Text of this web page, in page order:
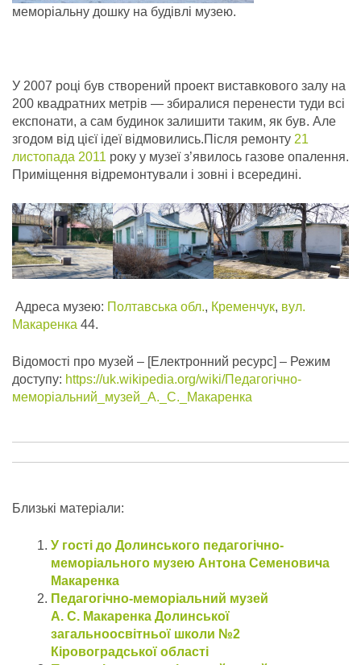
меморіальну дошку на будівлі музею.
У 2007 році був створений проект виставкового залу на
200 квадратних метрів — збиралися перенести туди всі
експонати, а сам будинок залишити таким, як був. Але
згодом від цієї ідеї відмовились.Після ремонту 21
листопада 2011 року у музеї з’явилось газове опалення.
Приміщення відремонтували і зовні і всередині.
Адреса музею: Полтавська обл., Кременчук, вул.
Макаренка 44.
Відомості про музей – [Електронний ресурс] – Режим
доступу: https://uk.wikipedia.org/wiki/Педагогічно-
меморіальний_музей_А._С._Макаренка
Близькі матеріали:
У гості до Долинського педагогічно-
меморіального музею Антона Семеновича
Макаренка
Педагогічно-меморіальний музей
А. С. Макаренка Долинської
загальноосвітньої школи №2
Кіровоградської області